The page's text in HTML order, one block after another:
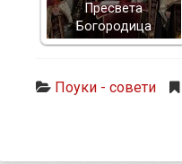
Пресвета
Богородица
Поуки - совети